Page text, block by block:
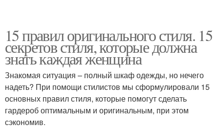
15 правил оригинального стиля. 15
секретов стиля, которые должна
знать каждая женщина
Знакомая ситуация – полный шкаф одежды, но нечего
надеть? При помощи стилистов мы сформулировали 15
основных правил стиля, которые помогут сделать
гардероб оптимальным и оригинальным, при этом
сэкономив.